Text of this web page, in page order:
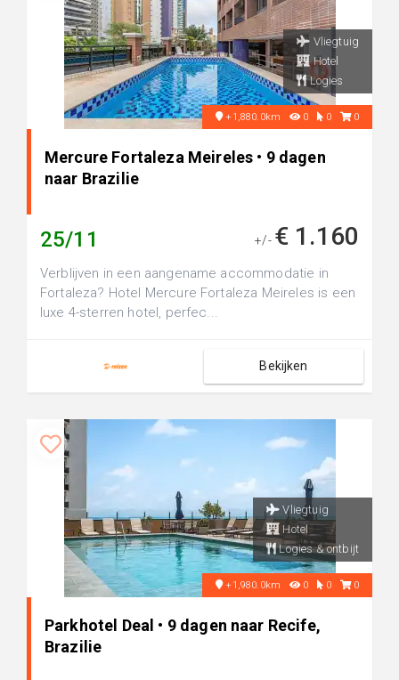
Vliegtuig
Hotel
Logies
+1,880.0km 0 0 0
Mercure Fortaleza Meireles • 9 dagen
naar Brazilie
25/11 +/- € 1.160
Verblijven in een aangename accommodatie in
Fortaleza? Hotel Mercure Fortaleza Meireles is een
luxe 4-sterren hotel, perfec...
Bekijken
Vliegtuig
Hotel
Logies & ontbijt
+1,980.0km 0 0 0
Parkhotel Deal • 9 dagen naar Recife,
Brazilie